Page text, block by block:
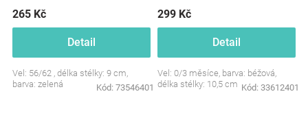
265 Kč
Detail
Vel: 56/62 , délka stélky: 9 cm,
barva: zelená
Kód: 73546401
299 Kč
Detail
Vel: 0/3 měsíce, barva: béžová,
délka stélky: 10,5 cm Kód: 33612401